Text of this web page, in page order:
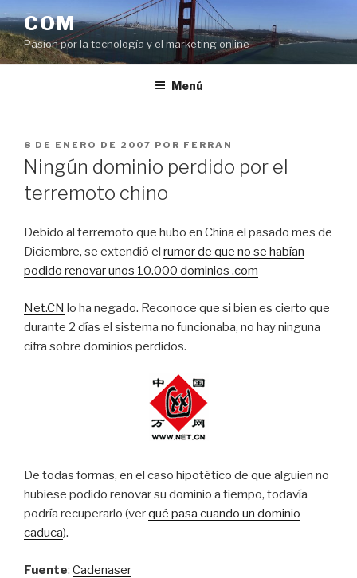
al
contenido
COM
Pasíon por la tecnología y el marketing online
Menú
PUBLICADO
EL
8 DE ENERO DE 2007 POR FERRAN
Ningún dominio perdido por el
terremoto chino
Debido al terremoto que hubo en China el pasado mes de
Diciembre, se extendió el rumor de que no se habían
podido renovar unos 10.000 dominios .com
Net.CN lo ha negado. Reconoce que si bien es cierto que
durante 2 días el sistema no funcionaba, no hay ninguna
cifra sobre dominios perdidos.
De todas formas, en el caso hipotético de que alguien no
hubiese podido renovar su dominio a tiempo, todavía
podría recuperarlo (verqué pasa cuando un dominio
caduca).
Fuente: Cadenaser